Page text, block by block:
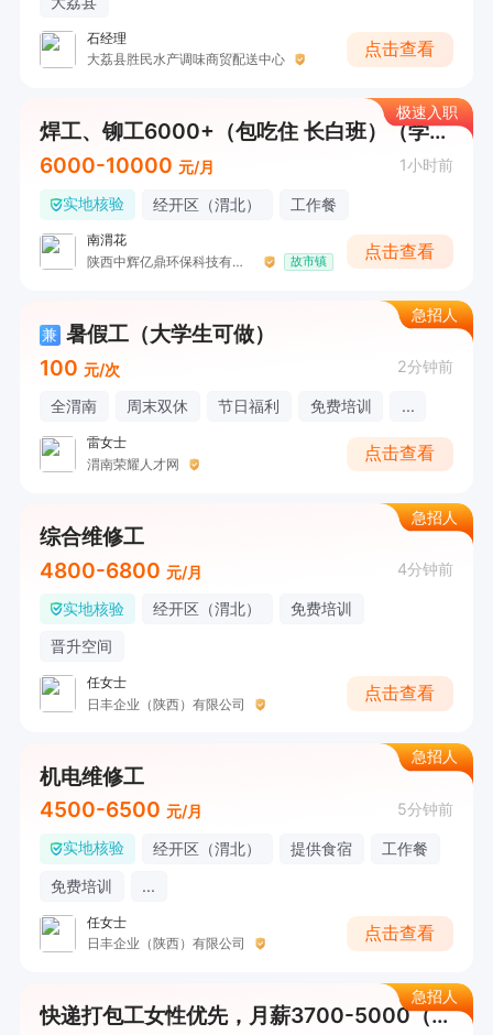
石经理
大荔县胜民水产调味商贸配送中心
点击查看
极速入职
焊工、铆工6000+（包吃住 长白班）（学徒工也可以）
6000-10000 元/月 1小时前
实地核验 经开区（渭北） 工作餐
南渭花
陕西中辉亿鼎环保科技有限公司
故市镇
点击查看
急招人
兼 暑假工（大学生可做）
100 元/次 2分钟前
全渭南 周末双休 节日福利 免费培训 ...
雷女士
渭南荣耀人才网
点击查看
急招人
综合维修工
4800-6800 元/月 4分钟前
实地核验 经开区（渭北）
免费培训
晋升空间
任女士
日丰企业（陕西）有限公司
点击查看
急招人
机电维修工
4500-6500 元/月 5分钟前
实地核验 经开区（渭北） 提供食宿
工作餐
免费培训
...
任女士
日丰企业（陕西）有限公司
点击查看
急招人
快递打包工女性优先，月薪3700-5000（管午餐）